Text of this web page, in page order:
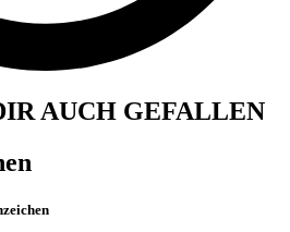
AUCH GEFALLEN